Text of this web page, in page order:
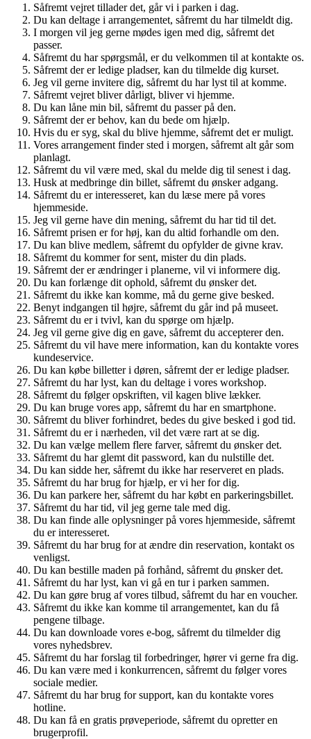
Såfremt vejret tillader det, går vi i parken i dag.
Du kan deltage i arrangementet, såfremt du har tilmeldt dig.
I morgen vil jeg gerne mødes igen med dig, såfremt det
passer.
Såfremt du har spørgsmål, er du velkommen til at kontakte os.
Såfremt der er ledige pladser, kan du tilmelde dig kurset.
Jeg vil gerne invitere dig, såfremt du har lyst til at komme.
Såfremt vejret bliver dårligt, bliver vi hjemme.
Du kan låne min bil, såfremt du passer på den.
Såfremt der er behov, kan du bede om hjælp.
Hvis du er syg, skal du blive hjemme, såfremt det er muligt.
Vores arrangement finder sted i morgen, såfremt alt går som
planlagt.
Såfremt du vil være med, skal du melde dig til senest i dag.
Husk at medbringe din billet, såfremt du ønsker adgang.
Såfremt du er interesseret, kan du læse mere på vores
hjemmeside.
Jeg vil gerne have din mening, såfremt du har tid til det.
Såfremt prisen er for høj, kan du altid forhandle om den.
Du kan blive medlem, såfremt du opfylder de givne krav.
Såfremt du kommer for sent, mister du din plads.
Såfremt der er ændringer i planerne, vil vi informere dig.
Du kan forlænge dit ophold, såfremt du ønsker det.
Såfremt du ikke kan komme, må du gerne give besked.
Benyt indgangen til højre, såfremt du går ind på museet.
Såfremt du er i tvivl, kan du spørge om hjælp.
Jeg vil gerne give dig en gave, såfremt du accepterer den.
Såfremt du vil have mere information, kan du kontakte vores
kundeservice.
Du kan købe billetter i døren, såfremt der er ledige pladser.
Såfremt du har lyst, kan du deltage i vores workshop.
Såfremt du følger opskriften, vil kagen blive lækker.
Du kan bruge vores app, såfremt du har en smartphone.
Såfremt du bliver forhindret, bedes du give besked i god tid.
Såfremt du er i nærheden, vil det være rart at se dig.
Du kan vælge mellem flere farver, såfremt du ønsker det.
Såfremt du har glemt dit password, kan du nulstille det.
Du kan sidde her, såfremt du ikke har reserveret en plads.
Såfremt du har brug for hjælp, er vi her for dig.
Du kan parkere her, såfremt du har købt en parkeringsbillet.
Såfremt du har tid, vil jeg gerne tale med dig.
Du kan finde alle oplysninger på vores hjemmeside, såfremt
du er interesseret.
Såfremt du har brug for at ændre din reservation, kontakt os
venligst.
Du kan bestille maden på forhånd, såfremt du ønsker det.
Såfremt du har lyst, kan vi gå en tur i parken sammen.
Du kan gøre brug af vores tilbud, såfremt du har en voucher.
Såfremt du ikke kan komme til arrangementet, kan du få
pengene tilbage.
Du kan downloade vores e-bog, såfremt du tilmelder dig
vores nyhedsbrev.
Såfremt du har forslag til forbedringer, hører vi gerne fra dig.
Du kan være med i konkurrencen, såfremt du følger vores
sociale medier.
Såfremt du har brug for support, kan du kontakte vores
hotline.
Du kan få en gratis prøveperiode, såfremt du opretter en
brugerprofil.